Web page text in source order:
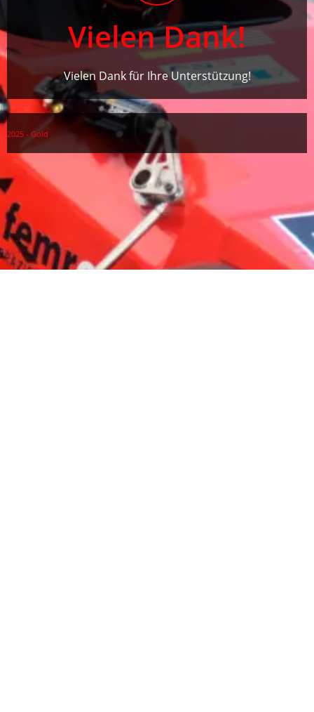
Vielen Dank!
Vielen Dank für Ihre Unterstützung!
2025 - Gold